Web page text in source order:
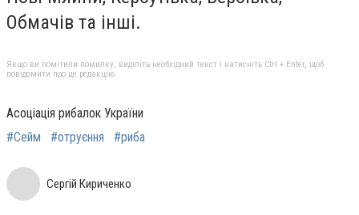
Обмачів та інші.
Якщо ви помітили помилку, виділіть необхідний текст і натисніть Ctrl + Enter, щоб
повідомити про це редакцію
Асоціація рибалок України
#Сейм
#отруєння #риба
Сергій Кириченко